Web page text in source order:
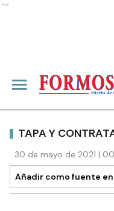
Ads
TAPA Y
30 de mayo de 2021 |
Añadir como fuente en